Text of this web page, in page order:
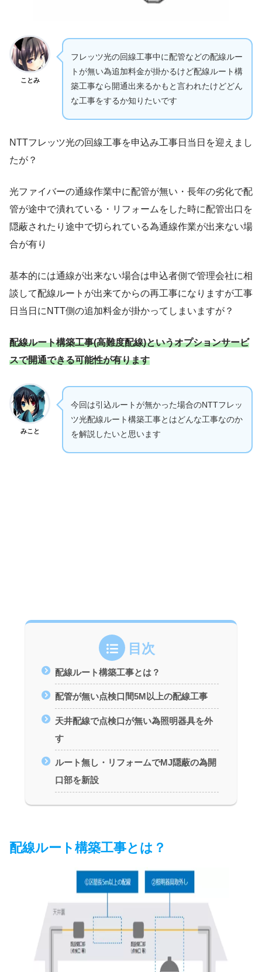
ことみ
フレッツ光の回線工事中に配管などの配線ルー
トが無い為追加料金が掛かるけど配線ルート構
築工事なら開通出来るかもと言われたけどどん
な工事をするか知りたいです
NTTフレッツ光の回線工事を申込み工事日当日を迎えまし
たが？
光ファイバーの通線作業中に配管が無い・長年の劣化で配
管が途中で潰れている・リフォームをした時に配管出口を
隠蔽されたり途中で切られている為通線作業が出来ない場
合が有り
基本的には通線が出来ない場合は申込者側で管理会社に相
談して配線ルートが出来てからの再工事になりますが工事
日当日にNTT側の追加料金が掛かってしまいますが？
配線ルート構築工事(高難度配線)というオプションサービ
スで開通できる可能性が有ります
みこと
今回は引込ルートが無かった場合のNTTフレッ
ツ光配線ルート構築工事とはどんな工事なのか
を解説したいと思います
目次
配線ルート構築工事とは？
配管が無い点検口間5M以上の配線工事
天井配線で点検口が無い為照明器具を外
す
ルート無し・リフォームでMJ隠蔽の為開
口部を新設
配線ルート構築工事とは？